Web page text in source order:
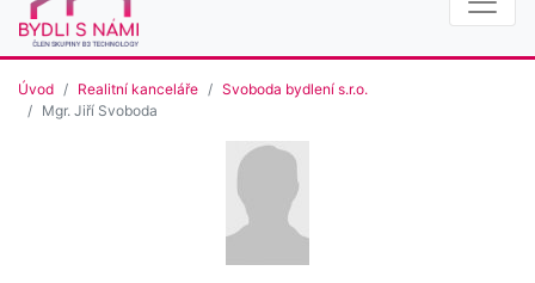
Úvod Realitní kanceláře
Svoboda bydlení s.r.o.
Mgr. Jiří Svoboda